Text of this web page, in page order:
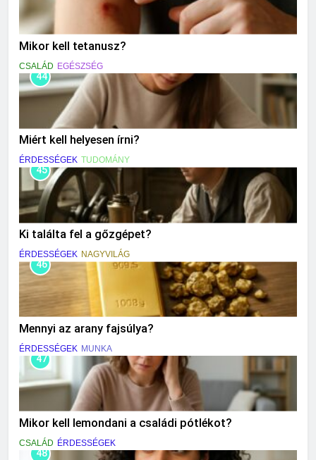
Mikor kell tetanusz?
CSALÁD EGÉSZSÉG
44
Miért kell helyesen írni?
ÉRDESSÉGEK TUDOMÁNY
45
Ki találta fel a gőzgépet?
ÉRDESSÉGEK NAGYVILÁG
46
Mennyi az arany fajsúlya?
ÉRDESSÉGEK MUNKA
47
Mikor kell lemondani a családi pótlékot?
CSALÁD ÉRDESSÉGEK
48